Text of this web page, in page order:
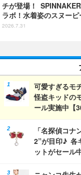
チが登場！
ラボ！水着姿のスヌーピ
目
2026.7.31
可愛すぎるモ
怪盗キッドの
ール実施中【
「名探偵コナ
2”が目印♪ 各
ットがセール